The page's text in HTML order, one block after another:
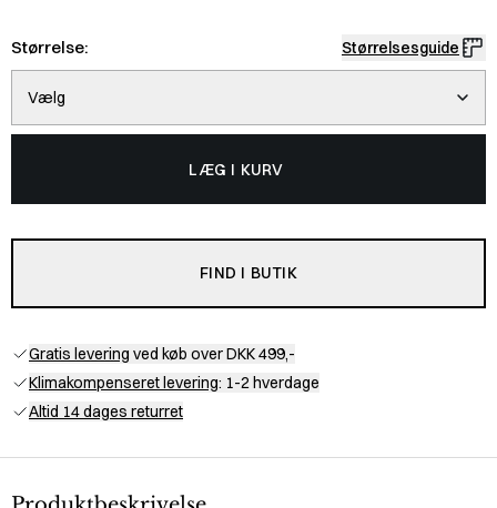
Størrelse: Størrelsesguide
Vælg
LÆG I KURV
FIND I BUTIK
Gratis levering ved køb over DKK 499,-
Klimakompenseret levering: 1-2 hverdage
Altid 14 dages returret